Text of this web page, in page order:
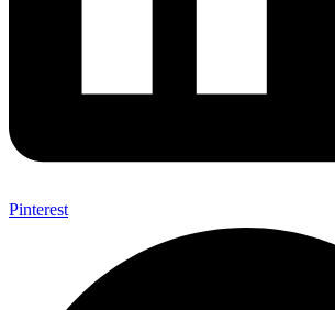
Pinterest